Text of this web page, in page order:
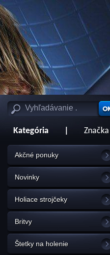
Kategória Značka
Akčné ponuky
Novinky
Holiace strojčeky
Britvy
Štetky na holenie